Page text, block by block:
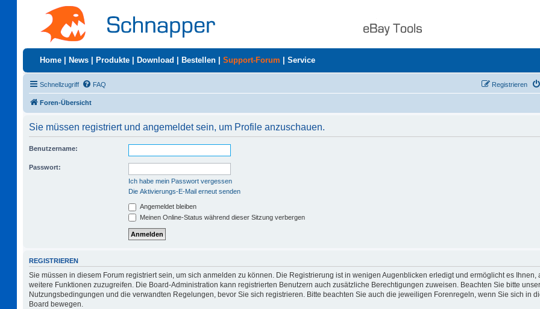
Home News Produkte Download Bestellen Support-Forum Service
Schnellzugriff FAQ Registrieren
Foren-Übersicht
Sie müssen registriert und angemeldet sein, um Profile anzuschauen.
Benutzername:
Passwort:
Ich habe mein Passwort vergessen
Die Aktivierungs-E-Mail erneut senden
Angemeldet bleiben
Meinen Online-Status während dieser Sitzung verbergen
REGISTRIEREN
Sie müssen in diesem Forum registriert sein, um sich anmelden zu können. Die Registrierung ist in wenigen Augenblicken erledigt und ermöglicht es Ihnen,
weitere Funktionen zuzugreifen. Die Board-Administration kann registrierten Benutzern auch zusätzliche Berechtigungen zuweisen. Beachten Sie bitte
Nutzungsbedingungen und die verwandten Regelungen, bevor Sie sich registrieren. Bitte beachten Sie auch die jeweiligen Forenregeln, wenn Sie sich in
Board bewegen.